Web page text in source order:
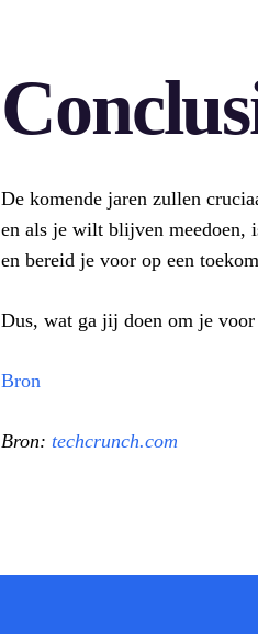
De komende jaren zullen
en als je wilt blijven meedoen,
en bereid je voor op een
Dus, wat ga jij doen om je
Bron
Bron: techcrunch.com